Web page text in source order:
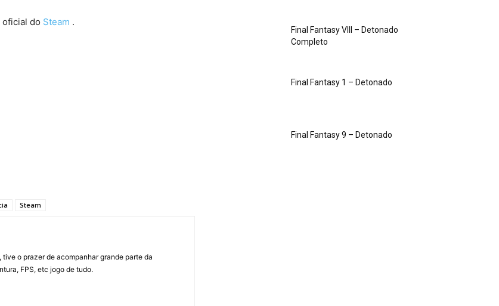
oficial do Steam .
Final Fantasy VIII – Detonado
Completo
Final Fantasy 1 – Detonado
Final Fantasy 9 – Detonado
Steam
o prazer de acompanhar grande parte da
FPS, etc jogo de tudo.